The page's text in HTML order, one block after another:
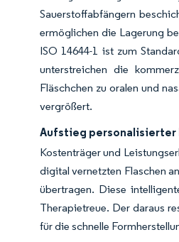
Sauerstoffabfängern
ermöglichen die Lagerung
ISO 14644-1 ist zum
unterstreichen die
Fläschchen zu oralen und
vergrößert.
Aufstieg personalisierter
Kostenträger und
digital vernetzten Flaschen
übertragen. Diese
Therapietreue. Der daraus
für die schnelle